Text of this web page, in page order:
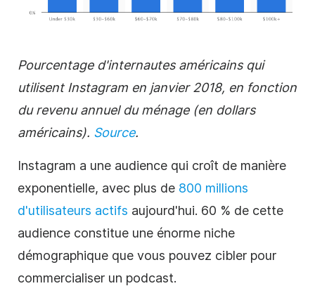
Pourcentage d'internautes américains qui
utilisent Instagram en janvier 2018, en fonction
du revenu annuel du ménage (en dollars
américains). Source.
Instagram a une audience qui croît de manière
exponentielle, avec plus de 800 millions
d'utilisateurs actifs aujourd'hui. 60 % de cette
audience constitue une énorme niche
démographique que vous pouvez cibler pour
commercialiser un podcast.